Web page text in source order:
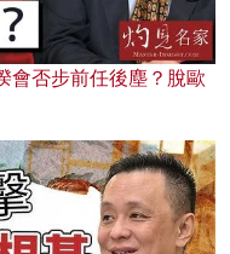
會否步前任後塵？脫歐